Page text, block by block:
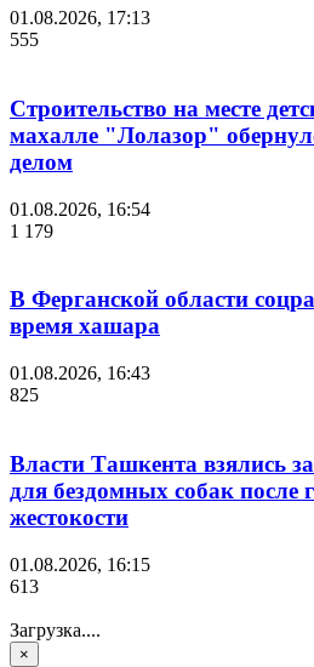
01.08.2026, 17:13
555
Строительство на месте
махалле "Лолазор"
делом
01.08.2026, 16:54
1 179
В Ферганской области
время хашара
01.08.2026, 16:43
825
Власти Ташкента взялись
для бездомных собак после
жестокости
01.08.2026, 16:15
613
Загрузка....
×